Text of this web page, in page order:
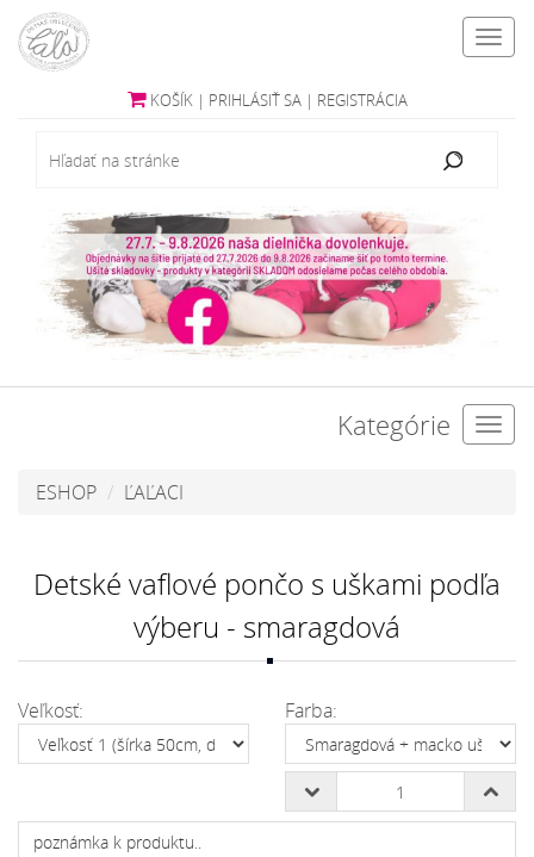
KOŠÍK | PRIHLÁSIŤ SA | REGISTRÁCIA
Kategórie
ESHOP ĽAĽACI
Detské vaflové pončo s uškami podľa
výberu - smaragdová
Veľkosť: Farba: